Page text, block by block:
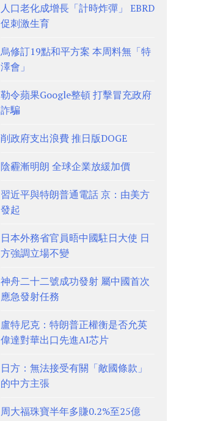
人口老化成增長「計時炸彈」 EBRD
促刺激生育
烏修訂19點和平方案 本周料無「特
澤會」
勒令蘋果Google整頓 打擊冒充政府
詐騙
削政府支出浪費 推日版DOGE
陰霾漸明朗 全球企業放緩加價
習近平與特朗普通電話 京：由美方
發起
日本外務省官員晤中國駐日大使 日
方強調立場不變
神舟二十二號成功發射 屬中國首次
應急發射任務
盧特尼克：特朗普正權衡是否允英
偉達對華出口先進AI芯片
日方：無法接受有關「敵國條款」
的中方主張
周大福珠寶半年多賺0.2%至25億